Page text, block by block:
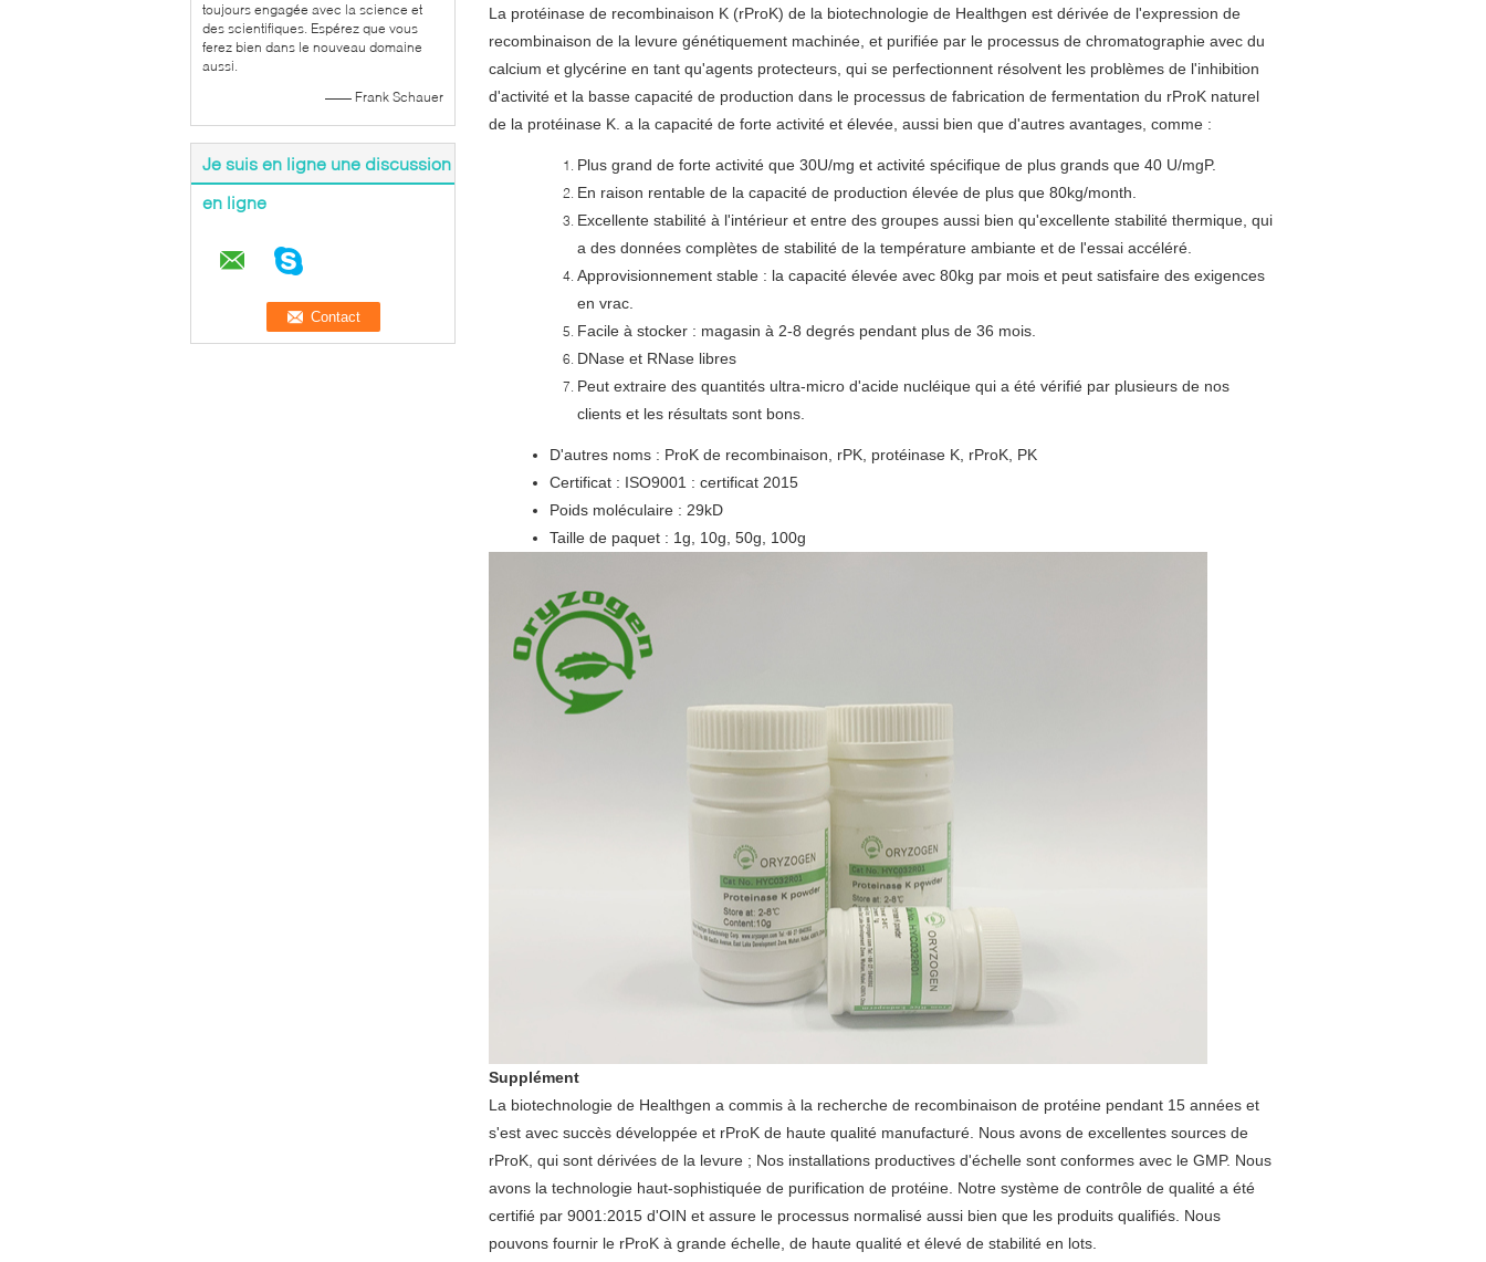
toujours engagée avec la science et
des scientifiques. Espérez que vous
ferez bien dans le nouveau domaine
aussi.
—— Frank Schauer
Je suis en ligne une discussion
en ligne
La protéinase de recombinaison K (rProK) de la biotechnologie de Healthgen est dérivée de l'expression de
recombinaison de la levure génétiquement machinée, et purifiée par le processus de chromatographie avec du
calcium et glycérine en tant qu'agents protecteurs, qui se perfectionnent résolvent les problèmes de l'inhibition
d'activité et la basse capacité de production dans le processus de fabrication de fermentation du rProK naturel
de la protéinase K. a la capacité de forte activité et élevée, aussi bien que d'autres avantages, comme :
Plus grand de forte activité que 30U/mg et activité spécifique de plus grands que 40 U/mgP.
En raison rentable de la capacité de production élevée de plus que 80kg/month.
Excellente stabilité à l'intérieur et entre des groupes aussi bien qu'excellente stabilité thermique, qui
a des données complètes de stabilité de la température ambiante et de l'essai accéléré.
Approvisionnement stable : la capacité élevée avec 80kg par mois et peut satisfaire des exigences
en vrac.
Facile à stocker : magasin à 2-8 degrés pendant plus de 36 mois.
DNase et RNase libres
Peut extraire des quantités ultra-micro d'acide nucléique qui a été vérifié par plusieurs de nos
clients et les résultats sont bons.
D'autres noms : ProK de recombinaison, rPK, protéinase K, rProK, PK
Certificat : ISO9001 : certificat 2015
Poids moléculaire : 29kD
Taille de paquet : 1g, 10g, 50g, 100g
Supplément
La biotechnologie de Healthgen a commis à la recherche de recombinaison de protéine pendant 15 années et
s'est avec succès développée et rProK de haute qualité manufacturé. Nous avons de excellentes sources de
rProK, qui sont dérivées de la levure ; Nos installations productives d'échelle sont conformes avec le GMP. Nous
avons la technologie haut-sophistiquée de purification de protéine. Notre système de contrôle de qualité a été
certifié par 9001:2015 d'OIN et assure le processus normalisé aussi bien que les produits qualifiés. Nous
pouvons fournir le rProK à grande échelle, de haute qualité et élevé de stabilité en lots.